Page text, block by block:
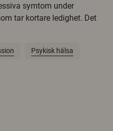
symtom under
tar kortare ledighet. Det
Psykisk hälsa